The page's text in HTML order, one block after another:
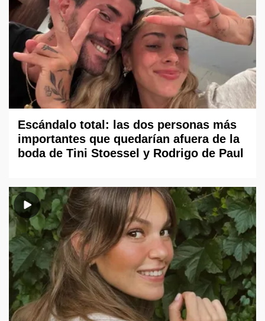
Escándalo total: las dos personas más
importantes que quedarían afuera de la
boda de Tini Stoessel y Rodrigo de Paul